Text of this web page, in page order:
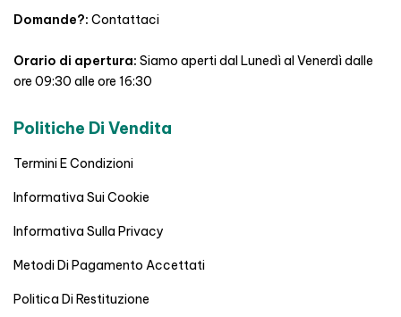
Domande?: Contattaci
Orario di apertura: Siamo aperti dal Lunedì al Venerdì dalle
ore 09:30 alle ore 16:30
Politiche Di Vendita
Termini E Condizioni
Informativa Sui Cookie
Informativa Sulla Privacy
Metodi Di Pagamento Accettati
Politica Di Restituzione